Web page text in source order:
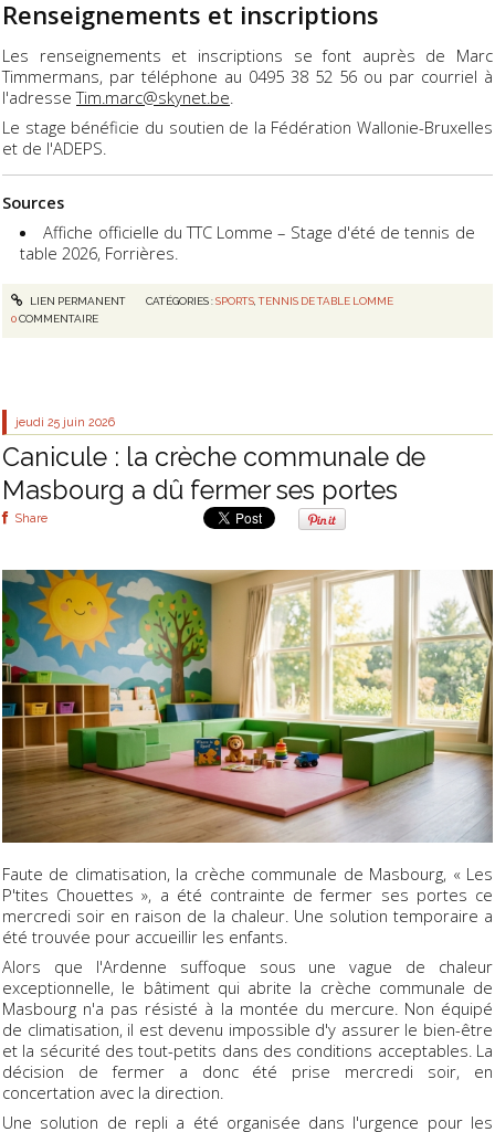
Renseignements et inscriptions
Les renseignements et inscriptions se font auprès de Marc
Timmermans, par téléphone au 0495 38 52 56 ou par courriel à
l'adresseTim.marc@skynet.be
Le stage bénéficie du soutien de la Fédération Wallonie-Bruxelles
et de l'ADEPS.
Sources
Affiche officielle du TTC Lomme – Stage d'été de tennis de
table 2026, Forrières.
LIEN PERMANENT CATÉGORIES :SPORTS,TENNIS DE TABLE LOMME
0COMMENTAIRE
jeudi 25 juin 2026
Canicule : la crèche communale de
Masbourg a dû fermer ses portes
Share
Faute de climatisation, la crèche communale de Masbourg, « Les
P'tites Chouettes », a été contrainte de fermer ses portes ce
mercredi soir en raison de la chaleur. Une solution temporaire a
été trouvée pour accueillir les enfants.
Alors que l'Ardenne suffoque sous une vague de chaleur
exceptionnelle, le bâtiment qui abrite la crèche communale de
Masbourg n'a pas résisté à la montée du mercure. Non équipé
de climatisation, il est devenu impossible d'y assurer le bien-être
et la sécurité des tout-petits dans des conditions acceptables. La
décision de fermer a donc été prise mercredi soir, en
concertation avec la direction.
Une solution de repli a été organisée dans l'urgence pour les